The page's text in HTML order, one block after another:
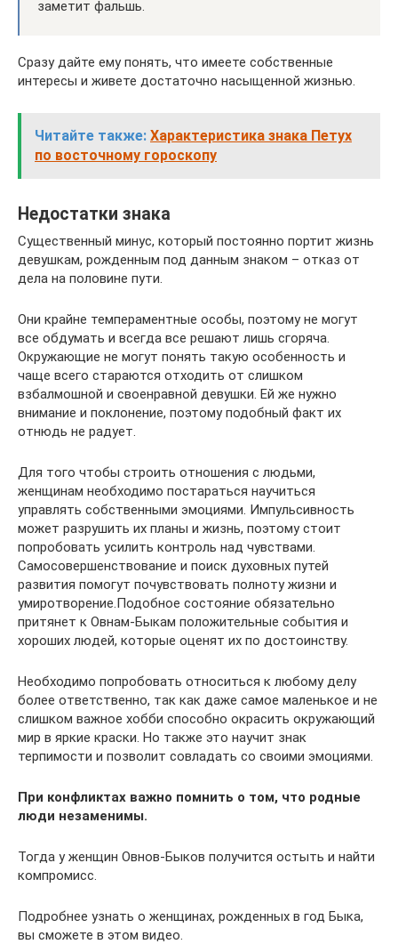
заметит фальшь.
Сразу дайте ему понять, что имеете собственные
интересы и живете достаточно насыщенной жизнью.
Читайте также: Характеристика знака Петух
по восточному гороскопу
Недостатки знака
Существенный минус, который постоянно портит жизнь
девушкам, рожденным под данным знаком – отказ от
дела на половине пути.
Они крайне темпераментные особы, поэтому не могут
все обдумать и всегда все решают лишь сгоряча.
Окружающие не могут понять такую особенность и
чаще всего стараются отходить от слишком
взбалмошной и своенравной девушки. Ей же нужно
внимание и поклонение, поэтому подобный факт их
отнюдь не радует.
Для того чтобы строить отношения с людьми,
женщинам необходимо постараться научиться
управлять собственными эмоциями. Импульсивность
может разрушить их планы и жизнь, поэтому стоит
попробовать усилить контроль над чувствами.
Самосовершенствование и поиск духовных путей
развития помогут почувствовать полноту жизни и
умиротворение.Подобное состояние обязательно
притянет к Овнам-Быкам положительные события и
хороших людей, которые оценят их по достоинству.
Необходимо попробовать относиться к любому делу
более ответственно, так как даже самое маленькое и не
слишком важное хобби способно окрасить окружающий
мир в яркие краски. Но также это научит знак
терпимости и позволит совладать со своими эмоциями.
При конфликтах важно помнить о том, что родные
люди незаменимы.
Тогда у женщин Овнов-Быков получится остыть и найти
компромисс.
Подробнее узнать о женщинах, рожденных в год Быка,
вы сможете в этом видео.